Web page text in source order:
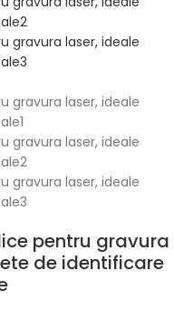
pentru gravura
de identificare